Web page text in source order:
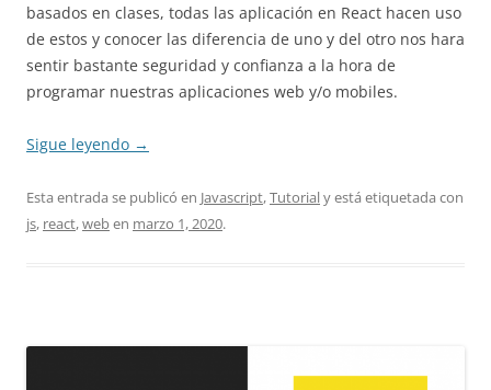
basados en clases, todas las aplicación en React hacen uso
de estos y conocer las diferencia de uno y del otro nos hara
sentir bastante seguridad y confianza a la hora de
programar nuestras aplicaciones web y/o mobiles.
Sigue leyendo →
Esta entrada se publicó en Javascript,Tutorialy está etiquetada con
js, react,weben marzo 1, 2020.